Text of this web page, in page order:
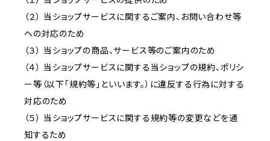
（２） 当ショップサービスに関するご案内、お問い合わせ等
への対応のため
（３） 当ショップの商品、サービス等のご案内のため
（４） 当ショップサービスに関する当ショップの規約、ポリシ
ー等（以下「規約等」といいます。）に違反する行為に対する
対応のため
（５） 当ショップサービスに関する規約等の変更などを通
知するため